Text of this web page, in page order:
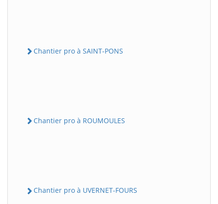
Chantier pro à SAINT-PONS
Chantier pro à ROUMOULES
Chantier pro à UVERNET-FOURS